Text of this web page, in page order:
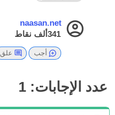
naasan.net
341ألف
نقاط
أجب علق
عدد الإجابات: 1